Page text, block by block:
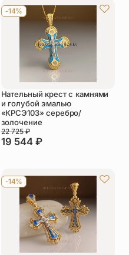
Цепи
Шнурки на
-14%
Нательный крест с камнями
и голубой эмалью
«КРСЭ103» серебро/
золочение
19 544 ₽
22 725₽
-14%